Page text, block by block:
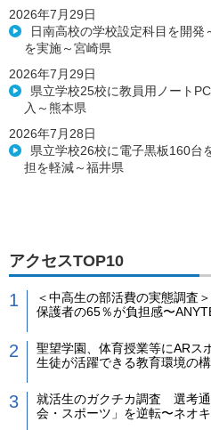
2026年7月29日
日南高校の学校設定科目を開
を実施～宮崎県
2026年7月29日
県立学校25校に教員用ノート
入～熊本県
2026年7月28日
県立学校26校に電子黒板160台
担を軽減～福井県
アクセスTOP10
＜中高生の部活費の実態調査
保護者の65％が負担感〜
聖望学園、体育授業等にARス
生徒が活躍できる教育環境の
就活生のガクチカ調査 選考
会・スポーツ」を逆転〜ネオ